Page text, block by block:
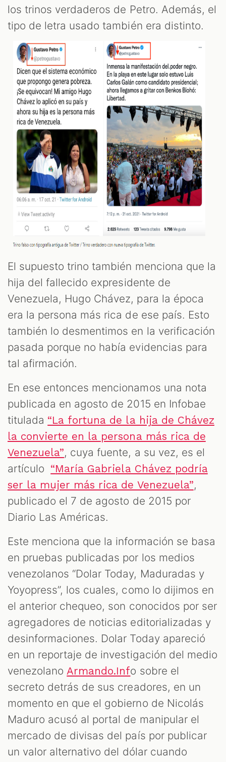
los trinos verdaderos de Petro. Además, el
tipo de letra usado también era distinto.
El supuesto trino también menciona que la
hija del fallecido expresidente de
Venezuela, Hugo Chávez, para la época
era la persona más rica de ese país. Esto
también lo desmentimos en la verificación
pasada porque no había evidencias para
tal afirmación.
En ese entonces mencionamos una nota
publicada en agosto de 2015 en Infobae
titulada “La fortuna de la hija de Chávez
la convierte en la persona más rica de
Venezuela”, cuya fuente, a su vez, es el
artículo “María Gabriela Chávez podría
ser la mujer más rica de Venezuela”,
publicado el 7 de agosto de 2015 por
Diario Las Américas.
Este menciona que la información se basa
en pruebas publicadas por los medios
venezolanos “Dolar Today, Maduradas y
Yoyopress”, los cuales, como lo dijimos en
el anterior chequeo, son conocidos por ser
agregadores de noticias editorializadas y
desinformaciones. Dolar Today apareció
en un reportaje de investigación del medio
venezolano Armando.Info sobre el
secreto detrás de sus creadores, en un
momento en que el gobierno de Nicolás
Maduro acusó al portal de manipular el
mercado de divisas del país por publicar
un valor alternativo del dólar cuando